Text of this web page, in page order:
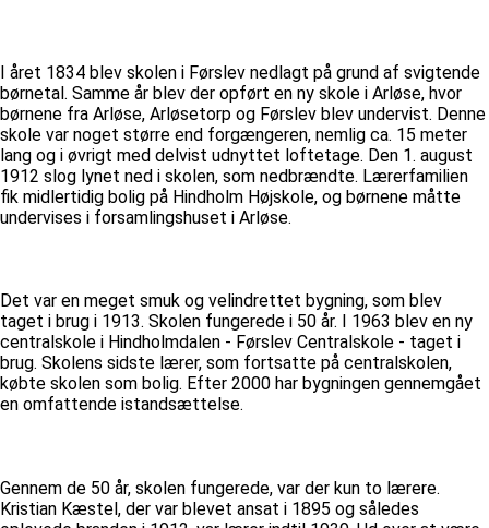
I året 1834 blev skolen i Førslev nedlagt på grund af svigtende
børnetal. Samme år blev der opført en ny skole i Arløse, hvor
børnene fra Arløse, Arløsetorp og Førslev blev undervist. Denne
skole var noget større end forgængeren, nemlig ca. 15 meter
lang og i øvrigt med delvist udnyttet loftetage. Den 1. august
1912 slog lynet ned i skolen, som nedbrændte. Lærerfamilien
fik midlertidig bolig på Hindholm Højskole, og børnene måtte
undervises i forsamlingshuset i Arløse.
Det var en meget smuk og velindrettet bygning, som blev
taget i brug i 1913. Skolen fungerede i 50 år. I 1963 blev en ny
centralskole i Hindholmdalen - Førslev Centralskole - taget i
brug. Skolens sidste lærer, som fortsatte på centralskolen,
købte skolen som bolig. Efter 2000 har bygningen gennemgået
en omfattende istandsættelse.
Gennem de 50 år, skolen fungerede, var der kun to lærere.
Kristian Kæstel, der var blevet ansat i 1895 og således